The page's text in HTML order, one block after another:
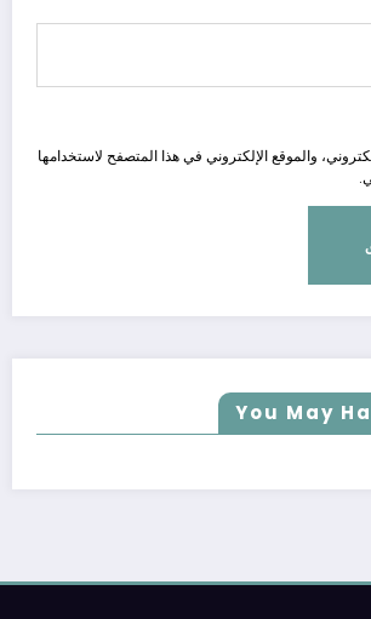
والموقع الإلكتروني في هذا المتصفح لاستخدامها
You May